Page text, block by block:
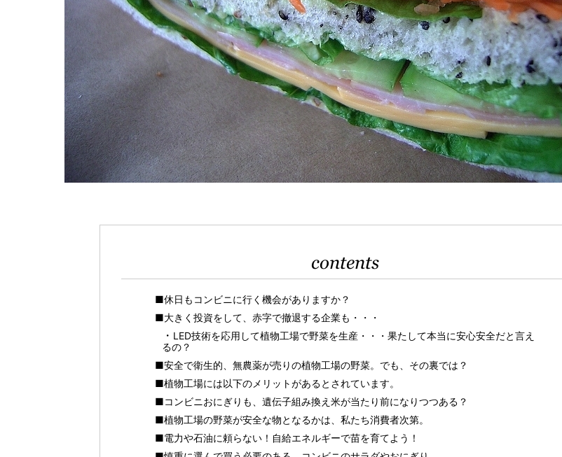
contents
■休日もコンビニに行く機会がありますか？
■大きく投資をして、赤字で撤退する企業も・・・
LED技術を応用して植物工場で野菜を生産・・・果たして本当に安心安全だと言え
るの？
■安全で衛生的、無農薬が売りの植物工場の野菜。でも、その裏では？
■植物工場には以下のメリットがあるとされています。
■コンビニおにぎりも、遺伝子組み換え米が当たり前になりつつある？
■植物工場の野菜が安全な物となるかは、私たち消費者次第。
■電力や石油に頼らない！自給エネルギーで苗を育てよう！